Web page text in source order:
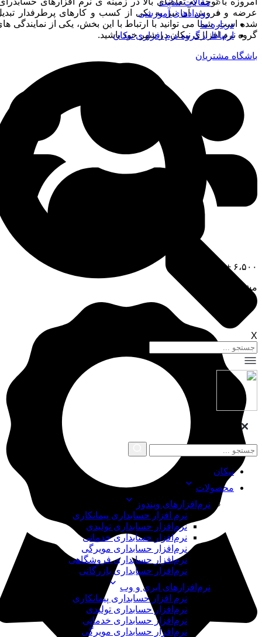
مقالات سایت
رویدادهای آموزشی
درباره ما
ارتباط با گروه نرم افزاری نیکان
باشگاه مشتریان
X
نیکان
محصولات
نرم‌افزارهای ویندوز
نرم افزار حسابداری پیمانکاری
نرم‌افزار حسابداری تولیدی
نرم‌افزار حسابداری خدماتی
نرم‌افزار حسابداری مویرگی
نرم‌افزار حسابداری فروشگاهی
نرم‌افزار حسابداری بازرگانی
نرم‌افزارهای ابری و وب
نرم افزار حسابداری پیمانکاری
نرم‌افزار حسابداری تولیدی
نرم‌افزار حسابداری خدماتی
نرم‌افزار حسابداری مویرگی
عرضه و فروش آن نیز به یکی از کسب و کار‌های پرطرفدار تبدیل
شده است. شما می توانید با ارتباط با این بخش، یکی از نمایندگی های
گروه نرم افزاری نیکان در شهر خود باشید.
۶،۵۰۰ +
مشتری